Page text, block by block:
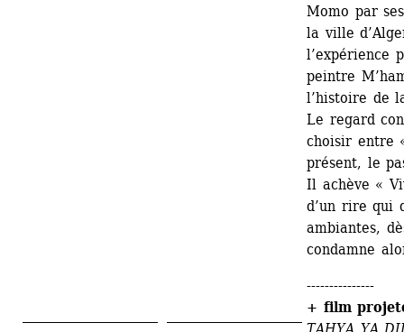
Momo par
la ville
l’expérience
peintre
l’histoire de
Le regard
choisir entre
présent, le
Il achève «
d’un rire qui
ambiantes,
condamne
---------------
+ film